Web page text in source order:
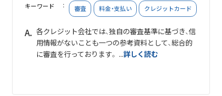
キーワード 審査 料金・支払い クレジットカード
各クレジット会社では、独自の審査基準に基づき、信
用情報がないことも一つの参考資料として、総合的
に審査を行っております。 ...詳しく読む